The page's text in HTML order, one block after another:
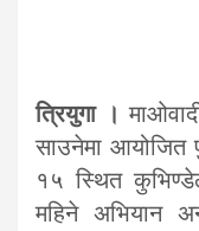
त्रियुगा ।
साउनेमा आयोजित
१५ स्थित
महिने अभियान